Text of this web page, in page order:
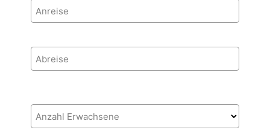
Anreise
Abreise
Anzahl Erwachsene